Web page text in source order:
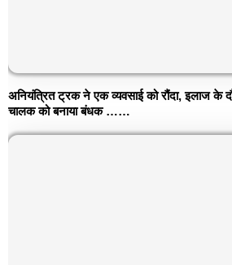
अनियंत्रित ट्रक ने एक व्यवसाई को रौंदा, इलाज के
चालक को बनाया बंधक ……